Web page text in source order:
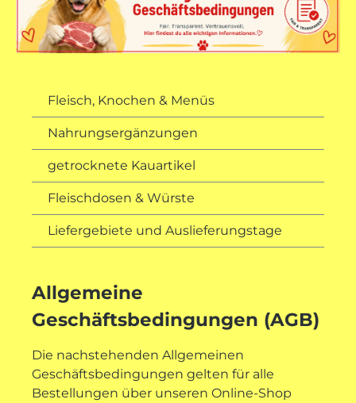
Fleisch, Knochen & Menüs
Nahrungsergänzungen
getrocknete Kauartikel
Fleischdosen & Würste
Liefergebiete und Auslieferungstage
Allgemeine
Geschäftsbedingungen (AGB)
Die nachstehenden Allgemeinen
Geschäftsbedingungen gelten für alle
Bestellungen über unseren Online-Shop